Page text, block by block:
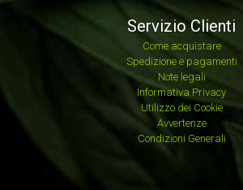
Servizio Clienti
Come acquistare
Spedizione e pagamenti
Note legali
Informativa Privacy
Utilizzo dei Cookie
Avvertenze
Condizioni Generali